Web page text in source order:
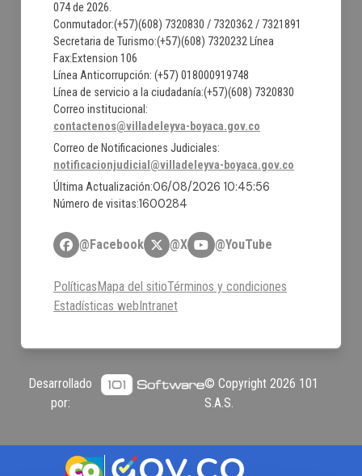
074 de 2026.
Conmutador:(+57)(608) 7320830 / 7320362 / 7321891
Secretaria de Turismo:(+57)(608) 7320232 Línea
Fax:Extension 106
Línea Anticorrupción: (+57) 018000919748
Línea de servicio a la ciudadanía:(+57)(608) 7320830
Correo institucional:
contactenos@villadeleyva-boyaca.gov.co
Correo de Notificaciones Judiciales:
notificacionjudicial@villadeleyva-boyaca.gov.co
Última Actualización:06/08/2026 10:45:56
Número de visitas:1600284
@Facebook @X @YouTube
Políticas Mapa del sitioTérminos y condiciones
Estadísticas web Intranet
Desarrollado
por:
© Copyright2026 101
S.A.S.